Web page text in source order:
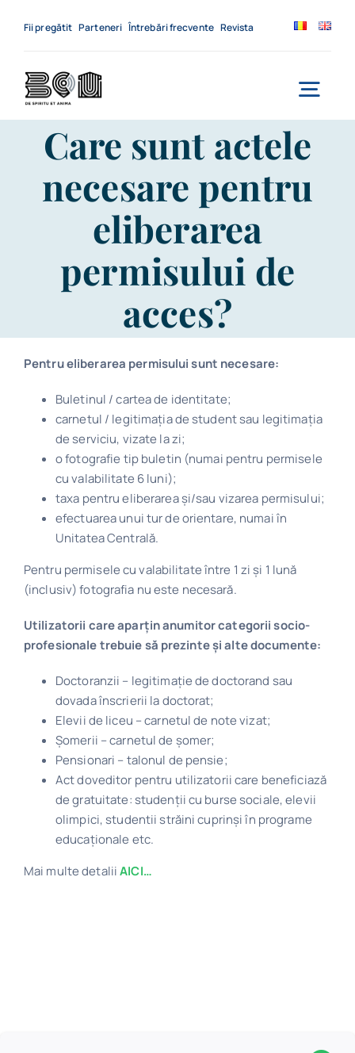
Fii pregătit Parteneri Întrebări frecvente Revista
Acasă
Despre noi
Evenimente
Biblioteca digitală
Catalog
Care sunt actele
necesare pentru
eliberarea
permisului de
acces?
Pentru eliberarea permisului sunt necesare:
Buletinul / cartea de identitate;
carnetul / legitimaţia de student sau legitimaţia
de serviciu, vizate la zi;
o fotografie tip buletin (numai pentru permisele
cu valabilitate 6 luni);
taxa pentru eliberarea și/sau vizarea permisului;
efectuarea unui tur de orientare, numai în
Unitatea Centrală.
Pentru permisele cu valabilitate între 1 zi și 1 lună
(inclusiv) fotografia nu este necesară.
Utilizatorii care aparţin anumitor categorii socio-
profesionale trebuie să prezinte şi alte documente:
Doctoranzii – legitimație de doctorand sau
dovada înscrierii la doctorat;
Elevii de liceu – carnetul de note vizat;
Șomerii – carnetul de şomer;
Pensionari – talonul de pensie;
Act doveditor pentru utilizatorii care beneficiază
de gratuitate: studenţii cu burse sociale, elevii
olimpici, studentii străini cuprinşi în programe
educaţionale etc.
Mai multe detaliiAICI…